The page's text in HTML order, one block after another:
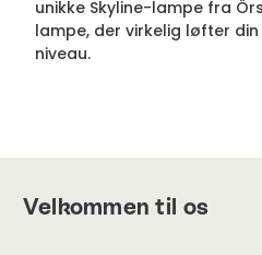
unikke Skyline-lampe fra
lampe, der virkelig løfter
niveau.
Velkommen til os